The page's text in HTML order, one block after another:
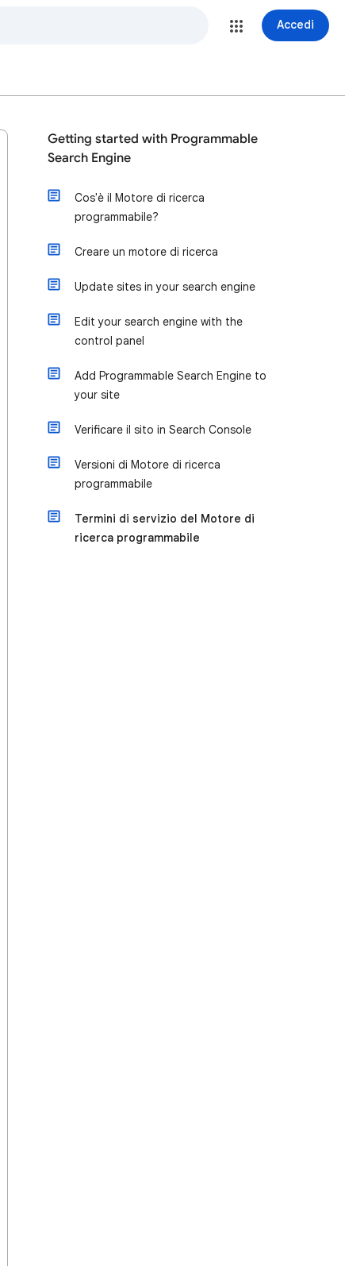
Accedi
Getting started with Programmable
Search Engine
Cos'è il Motore di ricerca
programmabile?
Creare un motore di ricerca
Update sites in your search engine
Edit your search engine with the
control panel
Add Programmable Search Engine to
your site
Verificare il sito in Search Console
Versioni di Motore di ricerca
programmabile
Termini di servizio del Motore di
ricerca programmabile